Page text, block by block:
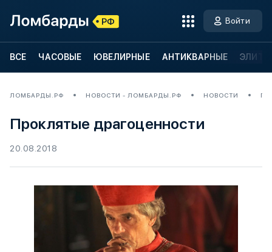
Войти
ВСЕ ЧАСОВЫЕ ЮВЕЛИРНЫЕ АНТИКВАРНЫЕ
ЛОМБАРДЫ.РФ НОВОСТИ - ЛОМБАРДЫ.РФ НОВОСТИ
Проклятые драгоценности
20.08.2018